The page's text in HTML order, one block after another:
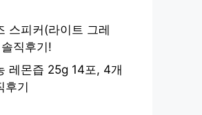
스피커(라이트 그레
직후기!
레몬즙 25g 14포, 4개
후기